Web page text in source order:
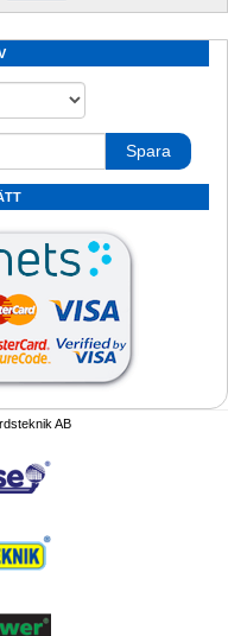
Spara
AB